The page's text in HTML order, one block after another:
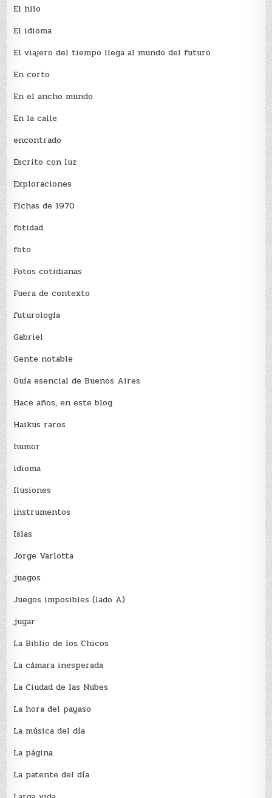
El hilo
El idioma
El viajero del tiempo llega al mundo del futuro
En corto
En el ancho mundo
En la calle
encontrado
Escrito con luz
Exploraciones
Fichas de 1970
fotidad
foto
Fotos cotidianas
Fuera de contexto
futurología
Gabriel
Gente notable
Guía esencial de Buenos Aires
Hace años, en este blog
Haikus raros
humor
idioma
Ilusiones
instrumentos
Islas
Jorge Varlotta
juegos
Juegos imposibles (lado A)
jugar
La Biblio de los Chicos
La cámara inesperada
La Ciudad de las Nubes
La hora del payaso
La música del día
La página
La patente del día